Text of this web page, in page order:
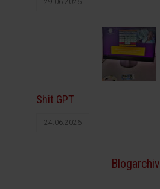
29.06.2026
Shit GPT
24.06.2026
Blogarchiv